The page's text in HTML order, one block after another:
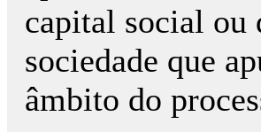
capital social ou
sociedade que
âmbito do